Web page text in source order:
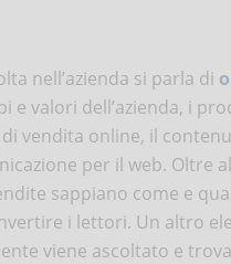
nell’azienda si parla di
valori dell’azienda, i
vendita online, il
per il web. Oltre
sappiano come e
i lettori. Un altro
viene ascoltato e